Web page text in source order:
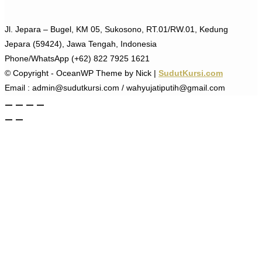
Jl. Jepara – Bugel, KM 05, Sukosono, RT.01/RW.01, Kedung
Jepara (59424), Jawa Tengah, Indonesia
Phone/WhatsApp (+62) 822 7925 1621
© Copyright - OceanWP Theme by Nick | SudutKursi.com
Email : admin@sudutkursi.com / wahyujatiputih@gmail.com